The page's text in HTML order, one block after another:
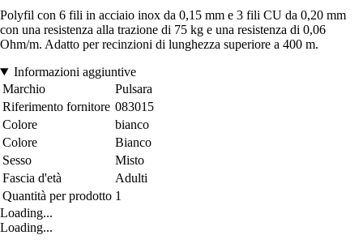
Polyfil con 6 fili in acciaio inox da 0,15 mm e 3 fili CU da 0,20 mm
con una resistenza alla trazione di 75 kg e una resistenza di 0,06
Ohm/m. Adatto per recinzioni di lunghezza superiore a 400 m.
Informazioni aggiuntive
Marchio
Pulsara
Riferimento fornitore 083015
Colore
bianco
Colore
Bianco
Sesso
Misto
Fascia d'età
Adulti
Quantità per prodotto 1
Loading...
Loading...